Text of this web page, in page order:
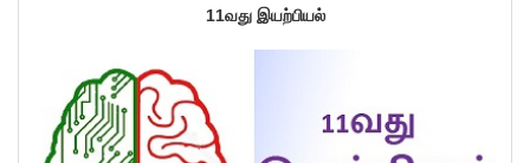
11வது இயற்பியல்